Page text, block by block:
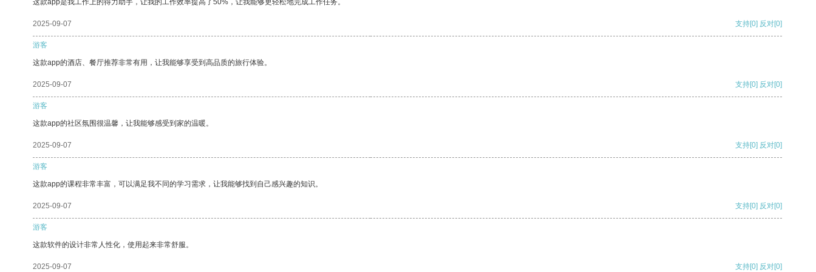
这款app是我工作上的得力助手，让我的工作效率提高了50%，让我能够更轻松地完成工作任务。
2025-09-07 支持[0] 反对[0]
游客
这款app的酒店、餐厅推荐非常有用，让我能够享受到高品质的旅行体验。
2025-09-07 支持[0] 反对[0]
游客
这款app的社区氛围很温馨，让我能够感受到家的温暖。
2025-09-07 支持[0] 反对[0]
游客
这款app的课程非常丰富，可以满足我不同的学习需求，让我能够找到自己感兴趣的知识。
2025-09-07 支持[0] 反对[0]
游客
这款软件的设计非常人性化，使用起来非常舒服。
2025-09-07 支持[0] 反对[0]